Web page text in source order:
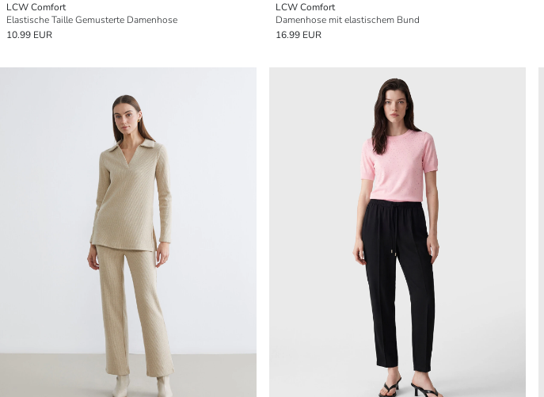
LCW Comfort
Elastische Taille Gemusterte Damenhose
10.99 EUR
LCW Comfort
Damenhose mit elastischem Bund
16.99 EUR